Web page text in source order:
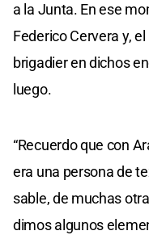
a la Junta. En ese
Federico Cervera y,
brigadier en dichos
luego.
“Recuerdo que con
era una persona de
sable, de muchas
dimos algunos